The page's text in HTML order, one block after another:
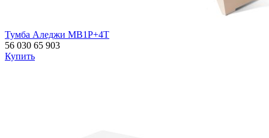
Тумба Аледжи MB1P+4T
56 030 65 903
Купить